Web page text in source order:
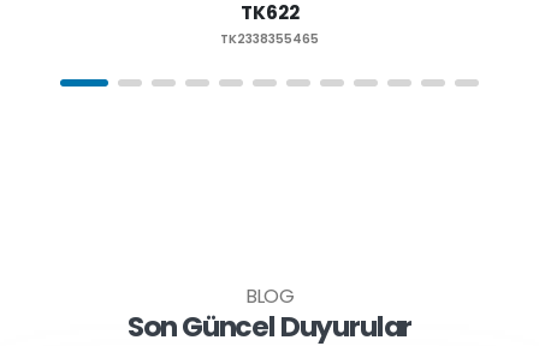
TK622
TK2338355465
BLOG
Son Güncel Duyurular